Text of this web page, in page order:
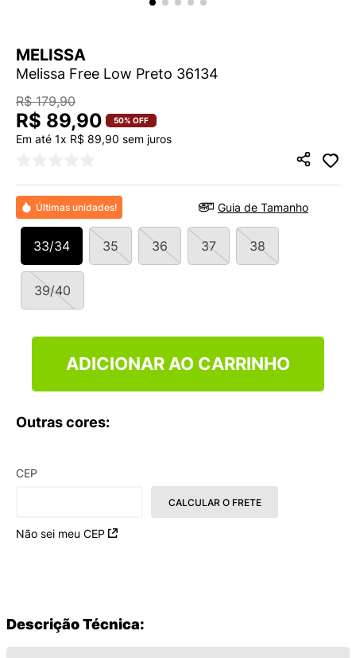
MELISSA
Melissa Free Low Preto 36134
R$ 179,90
R$ 89,90 50% OFF
Em até 1x R$ 89,90 sem juros
Últimas unidades! Guia de Tamanho
33/34 35 36 37 38
39/40
ADICIONAR AO CARRINHO
Outras cores:
CEP
Não sei meu CEP
CALCULAR O FRETE
Descrição Técnica: